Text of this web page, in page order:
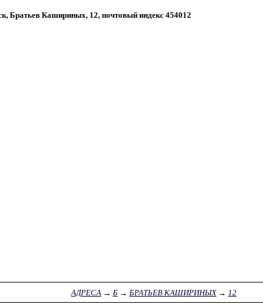
Братьев Кашириных, 12, почтовый индекс 454012
АДРЕСА → Б→ БРАТЬЕВ КАШИРИНЫХ→ 12